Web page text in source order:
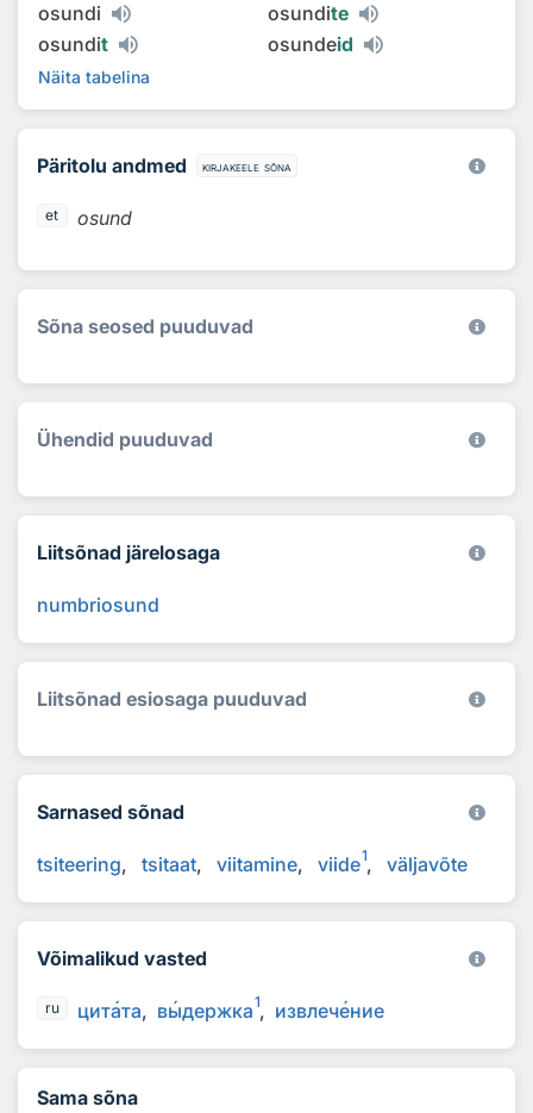
osundi
osundite
osundit osundeid
Näita tabelina
Päritolu andmed kirjakeele sõna
et osund
Sõna seosed puuduvad
Ühendid puuduvad
Liitsõnad järelosaga
numbriosund
Liitsõnad esiosaga puuduvad
Sarnased sõnad
tsiteering tsitaat viitamine viide1 väljavõte
Võimalikud vasted
ru цитата выдержка1 извлечение
Sama sõna